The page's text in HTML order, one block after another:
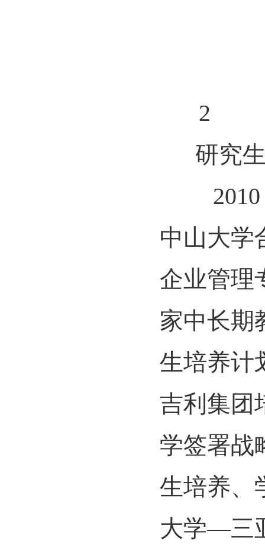
2
研究生
2010
中山大学
企业管理
家中长期
生培养计
吉利集团
学签署战
生培养、
大学—三